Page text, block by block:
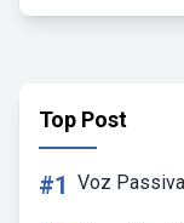
Top Post
#1 Voz